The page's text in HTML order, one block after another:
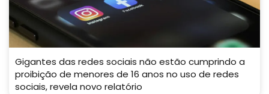
Gigantes das redes sociais não estão cumprindo a
proibição de menores de 16 anos no uso de redes
sociais, revela novo relatório